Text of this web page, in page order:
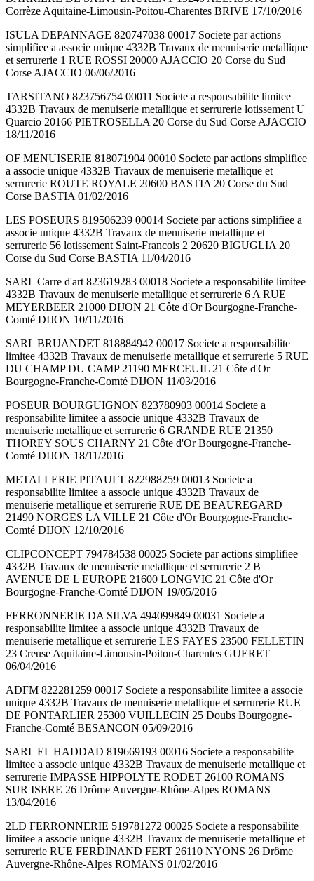
Corrèze Aquitaine-Limousin-Poitou-Charentes BRIVE 17/10/2016
ISULA DEPANNAGE 820747038 00017 Societe par actions
simplifiee a associe unique 4332B Travaux de menuiserie metallique
et serrurerie 1 RUE ROSSI 20000 AJACCIO 20 Corse du Sud
Corse AJACCIO 06/06/2016
TARSITANO 823756754 00011 Societe a responsabilite limitee
4332B Travaux de menuiserie metallique et serrurerie lotissement U
Quarcio 20166 PIETROSELLA 20 Corse du Sud Corse AJACCIO
18/11/2016
OF MENUISERIE 818071904 00010 Societe par actions simplifiee
a associe unique 4332B Travaux de menuiserie metallique et
serrurerie ROUTE ROYALE 20600 BASTIA 20 Corse du Sud
Corse BASTIA 01/02/2016
LES POSEURS 819506239 00014 Societe par actions simplifiee a
associe unique 4332B Travaux de menuiserie metallique et
serrurerie 56 lotissement Saint-Francois 2 20620 BIGUGLIA 20
Corse du Sud Corse BASTIA 11/04/2016
SARL Carre d'art 823619283 00018 Societe a responsabilite limitee
4332B Travaux de menuiserie metallique et serrurerie 6 A RUE
MEYERBEER 21000 DIJON 21 Côte d'Or Bourgogne-Franche-
Comté DIJON 10/11/2016
SARL BRUANDET 818884942 00017 Societe a responsabilite
limitee 4332B Travaux de menuiserie metallique et serrurerie 5 RUE
DU CHAMP DU CAMP 21190 MERCEUIL 21 Côte d'Or
Bourgogne-Franche-Comté DIJON 11/03/2016
POSEUR BOURGUIGNON 823780903 00014 Societe a
responsabilite limitee a associe unique 4332B Travaux de
menuiserie metallique et serrurerie 6 GRANDE RUE 21350
THOREY SOUS CHARNY 21 Côte d'Or Bourgogne-Franche-
Comté DIJON 18/11/2016
METALLERIE PITAULT 822988259 00013 Societe a
responsabilite limitee a associe unique 4332B Travaux de
menuiserie metallique et serrurerie RUE DE BEAUREGARD
21490 NORGES LA VILLE 21 Côte d'Or Bourgogne-Franche-
Comté DIJON 12/10/2016
CLIPCONCEPT 794784538 00025 Societe par actions simplifiee
4332B Travaux de menuiserie metallique et serrurerie 2 B
AVENUE DE L EUROPE 21600 LONGVIC 21 Côte d'Or
Bourgogne-Franche-Comté DIJON 19/05/2016
FERRONNERIE DA SILVA 494099849 00031 Societe a
responsabilite limitee a associe unique 4332B Travaux de
menuiserie metallique et serrurerie LES FAYES 23500 FELLETIN
23 Creuse Aquitaine-Limousin-Poitou-Charentes GUERET
06/04/2016
ADFM 822281259 00017 Societe a responsabilite limitee a associe
unique 4332B Travaux de menuiserie metallique et serrurerie RUE
DE PONTARLIER 25300 VUILLECIN 25 Doubs Bourgogne-
Franche-Comté BESANCON 05/09/2016
SARL EL HADDAD 819669193 00016 Societe a responsabilite
limitee a associe unique 4332B Travaux de menuiserie metallique et
serrurerie IMPASSE HIPPOLYTE RODET 26100 ROMANS
SUR ISERE 26 Drôme Auvergne-Rhône-Alpes ROMANS
13/04/2016
2LD FERRONNERIE 519781272 00025 Societe a responsabilite
limitee a associe unique 4332B Travaux de menuiserie metallique et
serrurerie RUE FERDINAND FERT 26110 NYONS 26 Drôme
Auvergne-Rhône-Alpes ROMANS 01/02/2016